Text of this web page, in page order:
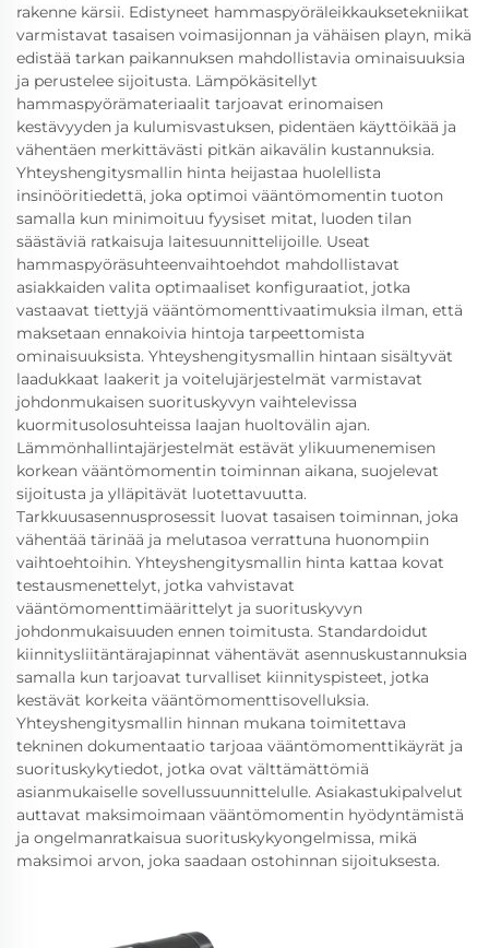
rakenne kärsii. Edistyneet hammaspyöräleikkauksetekniikat
varmistavat tasaisen voimasijonnan ja vähäisen playn, mikä
edistää tarkan paikannuksen mahdollistavia ominaisuuksia
ja perustelee sijoitusta. Lämpökäsitellyt
hammaspyörämateriaalit tarjoavat erinomaisen
kestävyyden ja kulumisvastuksen, pidentäen käyttöikää ja
vähentäen merkittävästi pitkän aikavälin kustannuksia.
Yhteyshengitysmallin hinta heijastaa huolellista
insinööritiedettä, joka optimoi vääntömomentin tuoton
samalla kun minimoituu fyysiset mitat, luoden tilan
säästäviä ratkaisuja laitesuunnittelijoille. Useat
hammaspyöräsuhteenvaihtoehdot mahdollistavat
asiakkaiden valita optimaaliset konfiguraatiot, jotka
vastaavat tiettyjä vääntömomenttivaatimuksia ilman, että
maksetaan ennakoivia hintoja tarpeettomista
ominaisuuksista. Yhteyshengitysmallin hintaan sisältyvät
laadukkaat laakerit ja voitelujärjestelmät varmistavat
johdonmukaisen suorituskyvyn vaihtelevissa
kuormitusolosuhteissa laajan huoltovälin ajan.
Lämmönhallintajärjestelmät estävät ylikuumenemisen
korkean vääntömomentin toiminnan aikana, suojelevat
sijoitusta ja ylläpitävät luotettavuutta.
Tarkkuusasennusprosessit luovat tasaisen toiminnan, joka
vähentää tärinää ja melutasoa verrattuna huonompiin
vaihtoehtoihin. Yhteyshengitysmallin hinta kattaa kovat
testausmenettelyt, jotka vahvistavat
vääntömomenttimäärittelyt ja suorituskyvyn
johdonmukaisuuden ennen toimitusta. Standardoidut
kiinnitysliitäntärajapinnat vähentävät asennuskustannuksia
samalla kun tarjoavat turvalliset kiinnityspisteet, jotka
kestävät korkeita vääntömomenttisovelluksia.
Yhteyshengitysmallin hinnan mukana toimitettava
tekninen dokumentaatio tarjoaa vääntömomenttikäyrät ja
suorituskykytiedot, jotka ovat välttämättömiä
asianmukaiselle sovellussuunnittelulle. Asiakastukipalvelut
auttavat maksimoimaan vääntömomentin hyödyntämistä
ja ongelmanratkaisua suorituskykyongelmissa, mikä
maksimoi arvon, joka saadaan ostohinnan sijoituksesta.